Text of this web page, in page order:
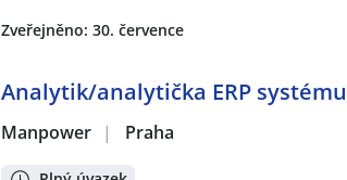
Zveřejněno: 30. července
Analytik/analytička ERP
Manpower | Praha